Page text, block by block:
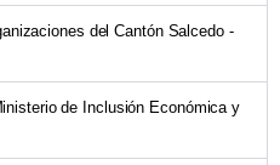
del Cantón Salcedo -
de Inclusión Económica y